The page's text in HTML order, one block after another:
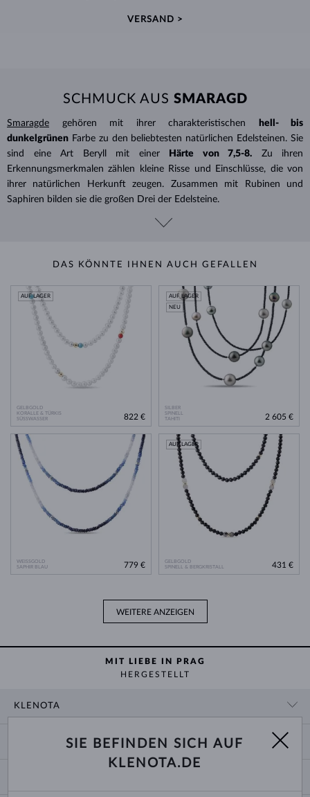
VERSAND >
SCHMUCK AUS SMARAGD
Smaragde gehören mit ihrer charakteristischen
hell- bis
dunkelgrünen Farbe zu den beliebtesten natürlichen Edelsteinen. Sie
sind eine Art Beryll mit einer
Härte von 7,5-8.
Zu ihren
Erkennungsmerkmalen zählen kleine Risse und Einschlüsse, die von
ihrer natürlichen Herkunft zeugen. Zusammen mit Rubinen und
Saphiren bilden sie die großen Drei der Edelsteine.
DAS KÖNNTE IHNEN AUCH GEFALLEN
GELBGOLD
KORALLE & TÜRKIS
SÜSSWASSER
AUF LAGER
822 €
SILBER
SPINELL
TAHITI
AUF LAGER
NEU
2 605 €
WEISSGOLD
SAPHIR BLAU
779 €
GELBGOLD
SPINELL & BERGKRISTALL
AUF LAGER
431 €
WEITERE ANZEIGEN
MIT LIEBE IN PRAG
HERGESTELLT
KLENOTA
ZAHLUNG UND VERSAND
SIE BEFINDEN SICH AUF
KLENOTA.DE